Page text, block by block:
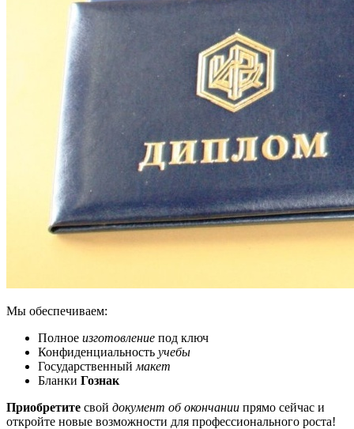
Мы обеспечиваем:
Полное изготовление под ключ
Конфиденциальность учебы
Государственный макет
Бланки Гознак
Приобретите свой документ об окончании прямо сейчас и
откройте новые возможности для профессионального роста!